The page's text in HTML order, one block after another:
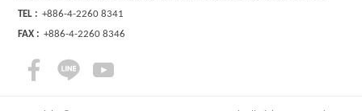
TEL : +886-4-2260 8341
FAX : +886-4-2260 8346